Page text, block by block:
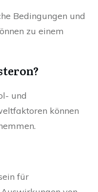
Bedingungen und
zu einem
und
können
für